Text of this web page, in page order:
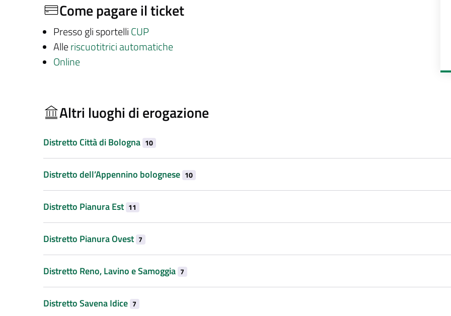
Come pagare il ticket
Presso gli sportelli CUP
Alleriscuotitrici automatiche
Online
Altri luoghi di erogazione
Distretto Città di Bologna 10
Distretto dell’Appennino bolognese 10
Distretto Pianura Est 11
Distretto Pianura Ovest 7
Distretto Reno, Lavino e Samoggia 7
Distretto Savena Idice 7